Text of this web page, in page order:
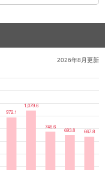
2026年8月更新